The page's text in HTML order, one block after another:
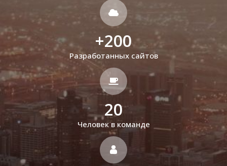
+200
Разработанных сайтов
20
Человек в команде